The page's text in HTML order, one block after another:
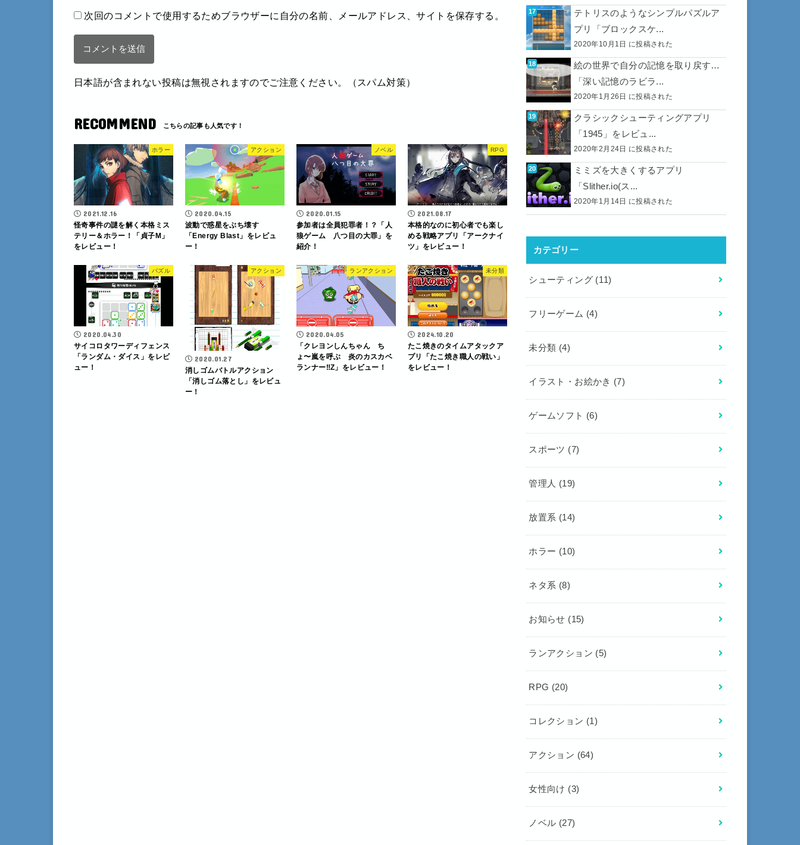
次回のコメントで使用するためブラウザーに自分の名前、メールアドレス、サイトを保存する。
日本語が含まれない投稿は無視されますのでご注意ください。（スパム対策）
RECOMMEND
ホラー
2021.12.16
怪奇事件の謎を解く本格ミス
テリー＆ホラー！「貞子M」
をレビュー！
アクション
2020.04.15
波動で惑星をぶち壊す
「Energy Blast」をレビュ
ー！
ノベル
2020.01.15
参加者は全員犯罪者！？「人
狼ゲーム 八つ目の大罪」を
紹介！
RPG
2021.08.17
本格的なのに初心者でも楽し
める戦略アプリ「アークナイ
ツ」をレビュー！
パズル
2020.04.30
サイコロタワーディフェンス
「ランダム・ダイス」をレビ
ュー！
アクション
2020.01.27
消しゴムバトルアクション
「消しゴム落とし」をレビュ
ー！
ランアクション
2020.04.05
「クレヨンしんちゃん ち
ょ〜嵐を呼ぶ 炎のカスカベ
ランナー‼︎Z」をレビュー！
未分類
2024.10.20
たこ焼きのタイムアタックア
プリ「たこ焼き職人の戦い」
をレビュー！
テトリスのようなシンプルパズルア
プリ「ブロックスケ...
2020年10月1日 に投稿された
絵の世界で自分の記憶を取り戻す…
「深い記憶のラビラ...
2020年1月26日 に投稿された
クラシックシューティングアプリ
「1945」をレビュ...
2020年2月24日 に投稿された
ミミズを大きくするアプリ
「Slither.io(ス...
2020年1月14日 に投稿された
カテゴリー
シューティング (11)
フリーゲーム (4)
未分類 (4)
イラスト・お絵かき (7)
ゲームソフト (6)
スポーツ (7)
管理人 (19)
放置系 (14)
ホラー (10)
ネタ系 (8)
お知らせ (15)
ランアクション (5)
RPG (20)
コレクション (1)
アクション (64)
女性向け (3)
ノベル (27)